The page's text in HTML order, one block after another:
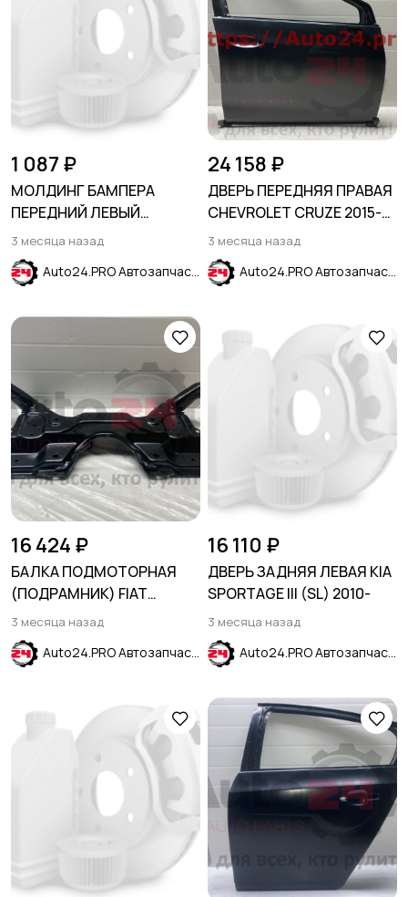
1 087 ₽
МОЛДИНГ БАМПЕРА
ПЕРЕДНИЙ ЛЕВЫЙ
HYUNDAI ELANTRA VII
(CN7) 2024-
3 месяца назад
Auto24.PRO Автозапчасти
24 158 ₽
ДВЕРЬ ПЕРЕДНЯЯ ПРАВАЯ
CHEVROLET CRUZE 2015-
2024
3 месяца назад
Auto24.PRO Автозапчасти
16 424 ₽
БАЛКА ПОДМОТОРНАЯ
(ПОДРАМНИК) FIAT
GRANDE PUNTO 2005-2018
3 месяца назад
Auto24.PRO Автозапчасти
16 110 ₽
ДВЕРЬ ЗАДНЯЯ ЛЕВАЯ KIA
SPORTAGE III (SL) 2010-
3 месяца назад
Auto24.PRO Автозапчасти